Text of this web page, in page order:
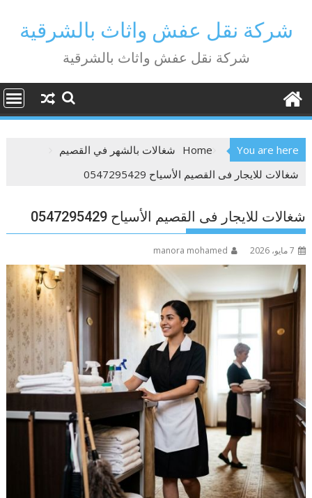
contentشركة نقل عفش واثاث بالشرقية
شركة نقل عفش واثاث بالشرقية
You are here
Home شغالات بالشهر في القصيم
شغالات للايجار فى القصيم الأسياح 0547295429
شغالات للايجار فى القصيم الأسياح 0547295429
7 مايو، 2026 manora mohamed